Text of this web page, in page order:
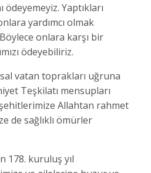
Yaptıkları
yardımcı olmak
onlara karşı bir
ödeyebiliriz.
vatan toprakları uğruna
Teşkilatı mensupları
Allahtan rahmet
de sağlıklı ömürler
178. kuruluş yıl